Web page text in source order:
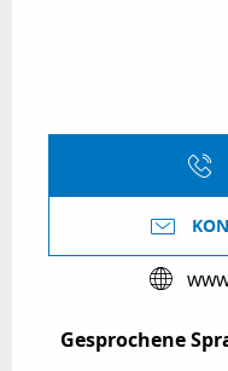
Gesprochene
Gesprochene